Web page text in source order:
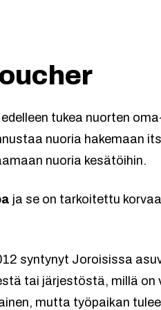
tukea nuorten
nuoria hakemaan
nuoria kesätöihin.
ja se on tarkoitettu
syntynyt Joroisissa
tai järjestöstä, millä on
mutta työpaikan